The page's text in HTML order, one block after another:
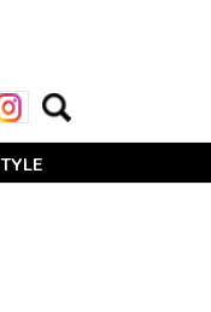
Search
for: